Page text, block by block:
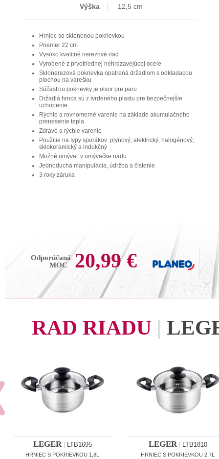
Výška
12,5 cm
Hrniec so sklenenou pokrievkou
Priemer 22 cm
Vysoko kvalitné nerezové riad
Vyrobené z prvotriednej nehrdzavejúcej ocele
Sklonerezová pokrievka opatrená držadlom s odkladacou
plochou na varešku
Súčasťou pokrievky je otvor pre paru
Držadlá hrnca sú z tvrdeného plastu pre bezpečnejšie
uchopenie
Rýchle a rovnomerné varenie na základe akumulačného
prenesenie tepla
Zdravé a rýchle varenie
Použitie na typy sporákov: plynový, elektrický, halogénový,
sklokeramický a indukčný
Možné umývať v umývačke riadu
Jednoduchá manipulácia, údržba a čistenie
3 roky záruka
Odporúčaná
MOC
20,99 €
RAD RIADU |
LEGER| LTB1695
HRNIEC S POKRIEVKOU 1,8L
LEGER| LTB1810
HRNIEC S POKRIEVKOU 2,7L